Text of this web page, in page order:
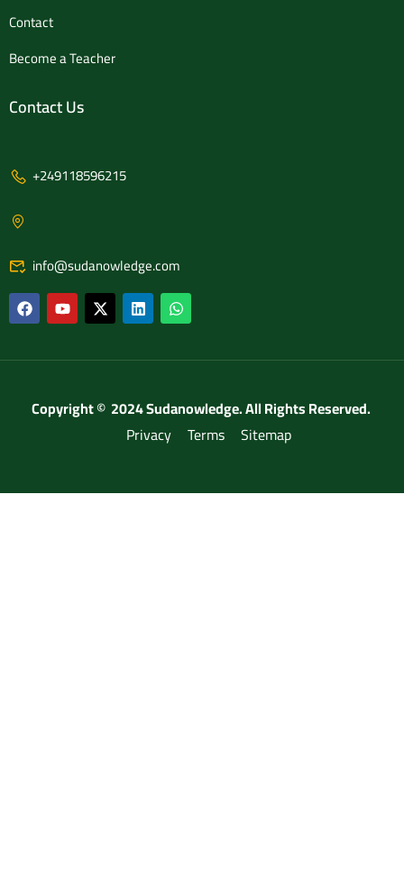
Contact
Become a Teacher
Contact Us
+249118596215
info@sudanowledge.com
Copyright © 2024 Sudanowledge. All Rights Reserved.
Privacy Terms Sitemap